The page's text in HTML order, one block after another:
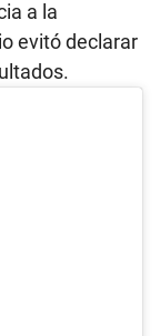
a la
evitó declarar